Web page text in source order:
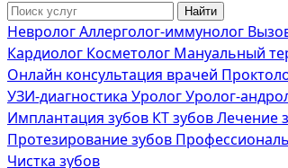
НеврологАллерголог-иммунолог
Кардиолог Косметолог Мануальный
Онлайн консультация врачей
УЗИ-диагностика УрологУролог-
Имплантация зубов КТ зубовЛечение
Протезирование зубов
Чистка зубов